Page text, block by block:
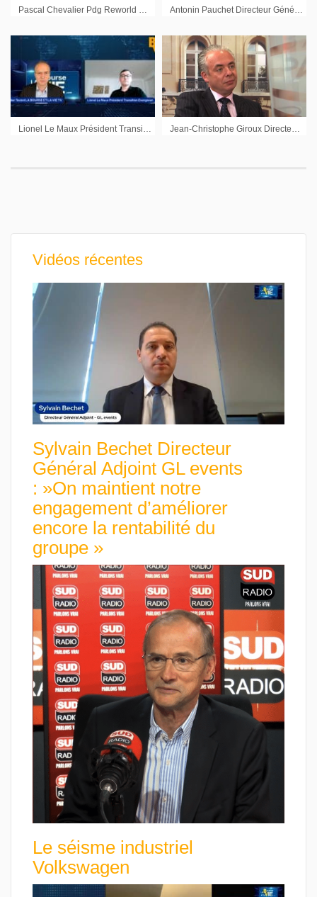
Pascal Chevalier Pdg Reworld Media : « Il faut savoir anticiper les évolutions » Antonin Pauchet Directeur Général Enogia : « On va aller sur des nouvelles zones géographiques »
Vidéos récentes
Sylvain Bechet Directeur
Général Adjoint GL events
: »On maintient notre
engagement d’améliorer
encore la rentabilité du
groupe »
Le séisme industriel
Volkswagen